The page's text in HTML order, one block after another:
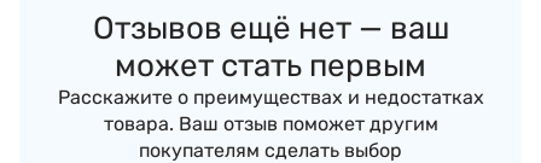
Отзывов ещё нет — ваш
может стать первым
Расскажите о преимуществах и недостатках
товара. Ваш отзыв поможет другим
покупателям сделать выбор